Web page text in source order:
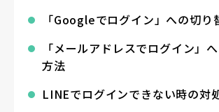
「Googleでログイン」への切り
「メールアドレスでログイン」
方法
LINEでログインできない時の対